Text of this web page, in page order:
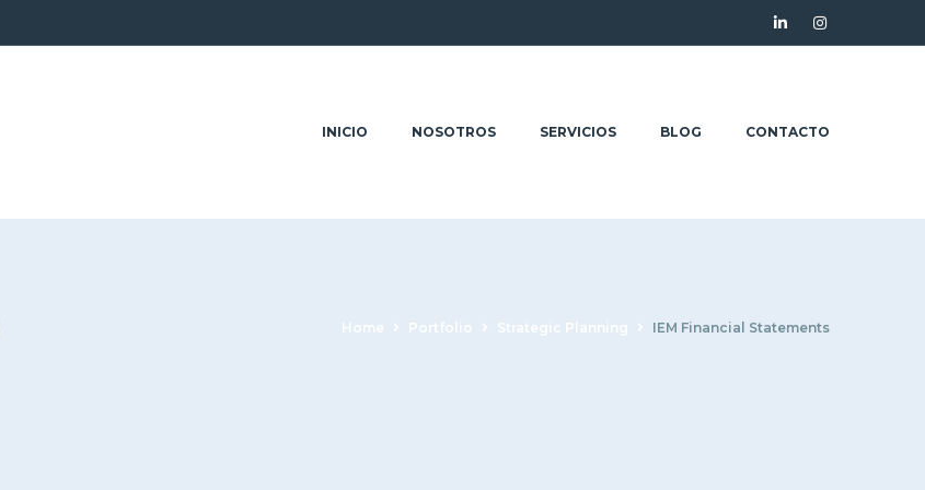
INICIO NOSOTROS SERVICIOS BLOG CONTACTO
Home Portfolio Strategic Planning IEM Financial Statements